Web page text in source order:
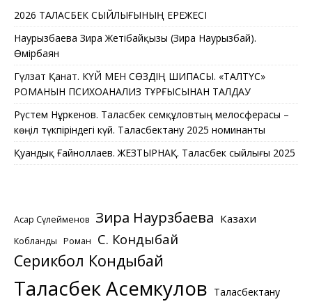
2026 ТАЛАСБЕК СЫЙЛЫҒЫНЫҢ ЕРЕЖЕСІ
Наурызбаева Зира Жетібайқызы (Зира Наурызбай).
Өмірбаян
Гүлзат Қанат. КҮЙ МЕН СӨЗДІҢ ШИПАСЫ. «ТАЛТҮС»
РОМАНЫН ПСИХОАНАЛИЗ ТҰРҒЫСЫНАН ТАЛДАУ
Рүстем Нұркенов. Таласбек Әсемқұловтың мелосферасы –
көңіл түкпіріндегі күй. Таласбектану 2025 номинанты
Қуандық Ғайноллаев. ЖЕЗТЫРНАҚ. Таласбек сыйлығы 2025
Асқар Сүлейменов Зира Наурзбаева Казахи
Кобланды Роман С. Кондыбай
Серикбол Кондыбай
Таласбек Асемкулов Таласбектану